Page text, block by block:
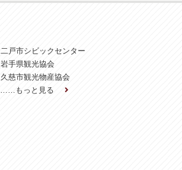
二戸市シビックセンター
岩手県観光協会
久慈市観光物産協会
……もっと見る